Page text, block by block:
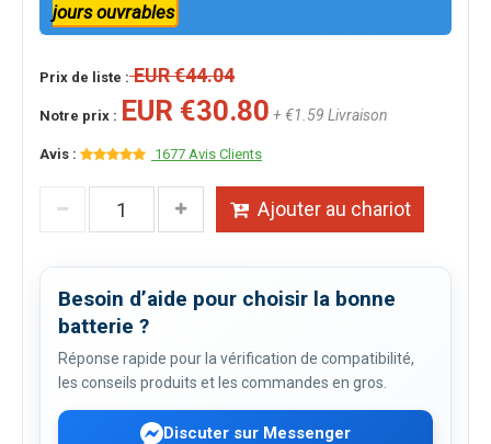
jours ouvrables
Prix de liste :EUR €44.04
Notre prix : EUR €30.80 + €1.59 Livraison
Avis : 1677 Avis Clients
Ajouter au chariot
Besoin d’aide pour choisir la bonne
batterie ?
Réponse rapide pour la vérification de compatibilité,
les conseils produits et les commandes en gros.
Discuter sur Messenger